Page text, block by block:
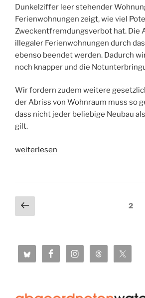
Dunkelziffer leer stehender
Ferienwohnungen zeigt, wie viel
Zweckentfremdungsverbot hat. Die
illegaler Ferienwohnungen durch
ebenso beendet werden. Dadurch
noch knapper und die
Wir fordern zudem weitere
der Abriss von Wohnraum muss so
dass nicht jeder beliebige Neubau
gilt.
„Das
in
der
Nachbesserungen
vom
nicht“
weiterlesen
Seitennummerierung
der
Vorherige
Seite
Seite2